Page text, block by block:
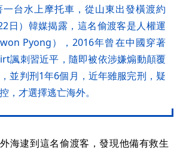
台水上摩托車，從山東出發橫渡約
日）韓媒揭露，這名偷渡客是人權運
Pyong），2016年曾在中國穿著
諷刺習近平，隨即被依涉嫌煽動顛覆
並判刑1年6個月，近年雖服完刑，疑
，才選擇逃亡海外。
海逮到這名偷渡客，發現他備有救生